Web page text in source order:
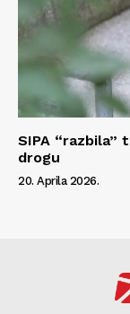
SIPA “razbila”
drogu
20. Aprila 2026.